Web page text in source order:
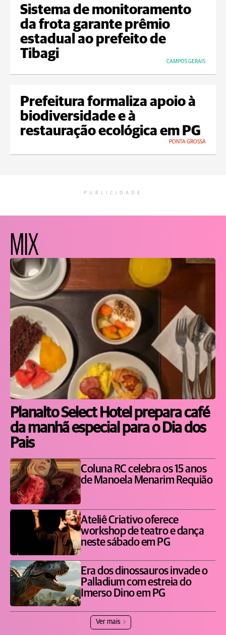
Sistema de monitoramento
da frota garante prêmio
estadual ao prefeito de
Tibagi
CAMPOS GERAIS
Prefeitura formaliza apoio à
biodiversidade e à
restauração ecológica em PG
PONTA GROSSA
PUBLICIDADE
MIX
Planalto Select Hotel prepara café
da manhã especial para o Dia dos
Pais
Coluna RC celebra os 15 anos
de Manoela Menarim Requião
Ateliê Criativo oferece
workshop de teatro e dança
neste sábado em PG
Era dos dinossauros invade o
Palladium com estreia do
Imerso Dino em PG
Ver mais